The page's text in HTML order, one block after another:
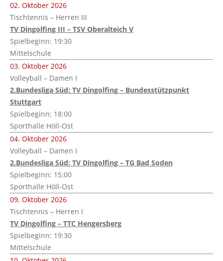
02. Oktober 2026
Tischtennis – Herren III
TV Dingolfing III – TSV Oberalteich V
Spielbeginn: 19:30
Mittelschule
03. Oktober 2026
Volleyball – Damen I
2.Bundesliga Süd: TV Dingolfing – Bundesstützpunkt
Stuttgart
Spielbeginn: 18:00
Sporthalle Höll-Ost
04. Oktober 2026
Volleyball – Damen I
2.Bundesliga Süd: TV Dingolfing – TG Bad Soden
Spielbeginn: 15:00
Sporthalle Höll-Ost
09. Oktober 2026
Tischtennis – Herren I
TV Dingolfing – TTC Hengersberg
Spielbeginn: 19:30
Mittelschule